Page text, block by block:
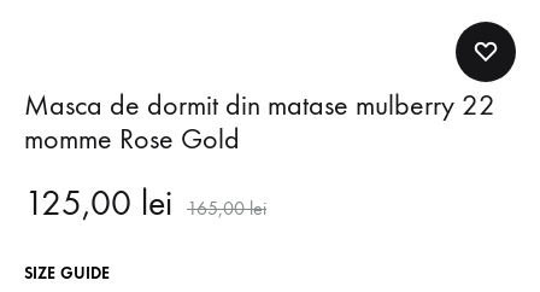
Masca de dormit din matase mulberry 22
momme Rose Gold
125,00 lei 165,00lei
SIZE GUIDE